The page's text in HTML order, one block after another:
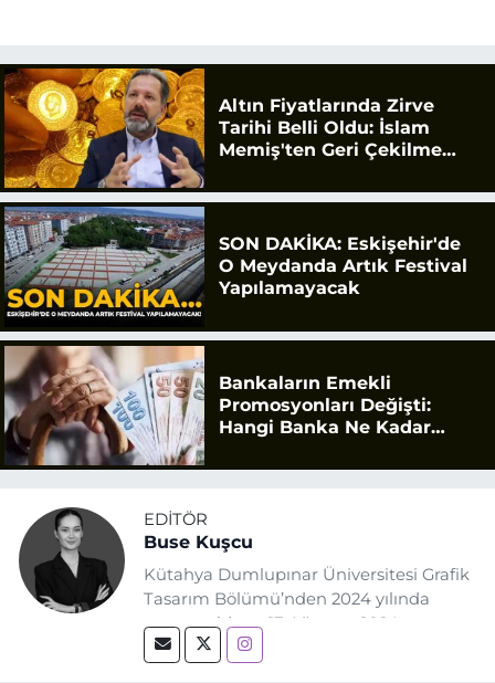
Altın Fiyatlarında Zirve
Tarihi Belli Oldu: İslam
Memiş'ten Geri Çekilme
SON DAKİKA: Eskişehir'de
O Meydanda Artık Festival
Yapılamayacak
Bankaların Emekli
Promosyonları Değişti:
Hangi Banka Ne Kadar
EDITÖR
Buse Kuşcu
Kütahya Dumlupınar Üniversitesi Grafik
Tasarım Bölümü’nden 2024 yılında
mezun oldum. 17 Ağustos 2024
tarihinde, Grafik Tasarım alanında staj